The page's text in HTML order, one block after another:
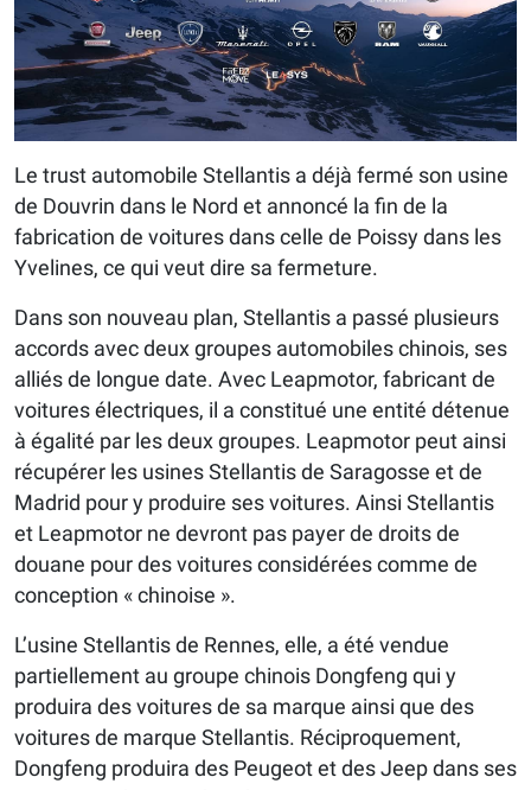
Le trust automobile Stellantis a déjà fermé son usine
de Douvrin dans le Nord et annoncé la fin de la
fabrication de voitures dans celle de Poissy dans les
Yvelines, ce qui veut dire sa fermeture.
Dans son nouveau plan, Stellantis a passé plusieurs
accords avec deux groupes automobiles chinois, ses
alliés de longue date. Avec Leapmotor, fabricant de
voitures électriques, il a constitué une entité détenue
à égalité par les deux groupes. Leapmotor peut ainsi
récupérer les usines Stellantis de Saragosse et de
Madrid pour y produire ses voitures. Ainsi Stellantis
et Leapmotor ne devront pas payer de droits de
douane pour des voitures considérées comme de
conception « chinoise ».
L’usine Stellantis de Rennes, elle, a été vendue
partiellement au groupe chinois Dongfeng qui y
produira des voitures de sa marque ainsi que des
voitures de marque Stellantis. Réciproquement,
Dongfeng produira des Peugeot et des Jeep dans ses